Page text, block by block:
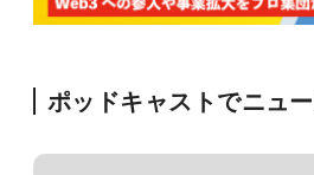
ポッドキャストでニュ